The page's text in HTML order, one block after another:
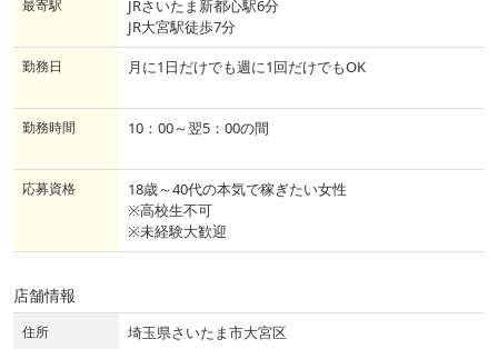
最寄駅
JRさいたま新都心駅6分
JR大宮駅徒歩7分
勤務日 月に1日だけでも週に1回だけでもOK
勤務時間 10：00～翌5：00の間
応募資格
18歳～40代の本気で稼ぎたい女性
※高校生不可
※未経験大歓迎
店舗情報
住所 埼玉県さいたま市大宮区